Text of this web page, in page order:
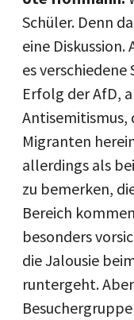
Schüler. Denn
eine
es
Erfolg der AfD,
Antisemitismus,
Migranten
allerdings als
zu bemerken,
Bereich
besonders
die Jalousie
runtergeht.